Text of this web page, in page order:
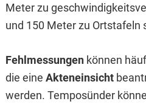
Meter zu
und 150 Meter zu Ortstafeln
Fehlmessungenkönnen
die eine Akteneinsicht
werden. Temposünder